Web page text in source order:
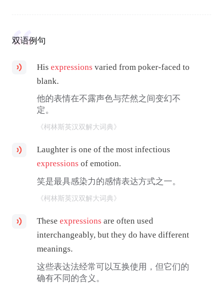
双语例句
Hisexpressions varied from poker-faced to
blank.
他的表情在不露声色与茫然之间变幻不
定。
《柯林斯英汉双解大词典》
Laughter is one of the most infectious
expressions of emotion.
笑是最具感染力的感情表达方式之一。
《柯林斯英汉双解大词典》
Theseexpressions are often used
interchangeably, but they do have different
meanings.
这些表达法经常可以互换使用，但它们的
确有不同的含义。